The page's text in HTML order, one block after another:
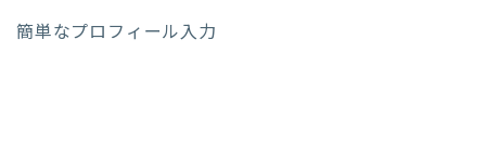
簡単なプロフィール入力